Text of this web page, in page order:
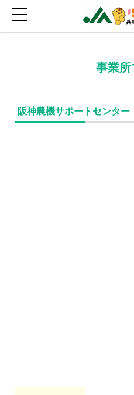
事業所
阪神農機サポートセンター